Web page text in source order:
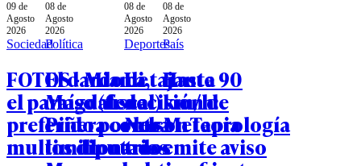
09 de
Agosto
2026
Sociedad
FOTOS - Miami,
el paraíso (fiscal)
preferido por los
multimillonarios
08 de
Agosto
2026
Política
El dardo de
Magdalena
Piñera contra
los diputados
08 de
Agosto
2026
Deportes
La tajante
decisión de
Nelson Tapia
tras
08 de
Agosto
2026
País
Hasta 90
km/h:
Meteorología
emite aviso